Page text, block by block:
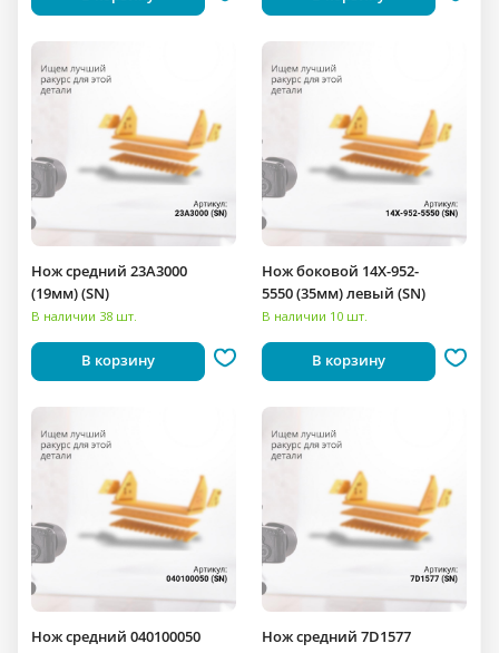
Нож средний 23A3000
(19мм) (SN)
В наличии 38 шт.
В корзину
Нож боковой 14X-952-
5550 (35мм) левый (SN)
В наличии 10 шт.
В корзину
Нож средний 040100050
Нож средний 7D1577